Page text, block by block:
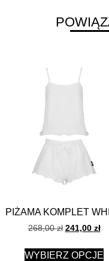
PIŻAMA KOMPLET
268,00zł 241,00 zł
WYBIERZ OPCJE